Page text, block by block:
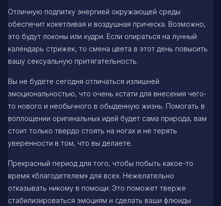
Отличную подпитку энергией окружающей среды
обеспечит кокетливая и воздушная прическа. Возможно,
это будут локоны или кудри. Если опираться на лунный
календарь стрижек, то смена цвета в этот день повысить
вашу сексуальную притягательность.
Вы не будете сегодня отличаться излишней
эмоциональностью, что очень кстати для внесения чего-
то нового и необычного в обыденную жизнь. Помогать в
воплощении оригинальных идей будет сама природа, вам
стоит только твердо стоять на ногах и не терять
уверенности в том, что вы делаете.
Прекрасный период для того, чтобы побыть какое-то
время «благодетелем» для всех. Нежелательно
отказывать никому в помощи. Это поможет тверже
стабилизироваться эмоциям и сделать ваши флюиды